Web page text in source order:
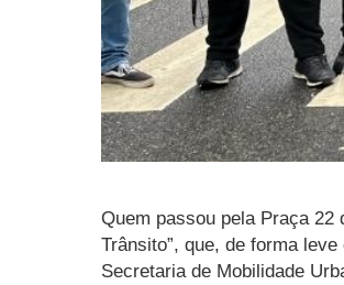
Quem passou pela Praça 22
Trânsito”, que, de forma
Secretaria de Mobilidade